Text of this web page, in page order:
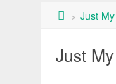
> Just
Just